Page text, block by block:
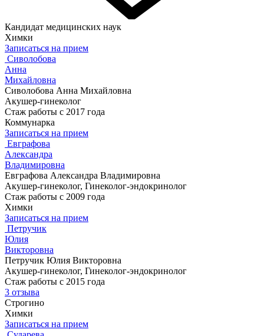
Кандидат медицинских наук
Химки
Записаться на прием
Сиволобова
Анна
Михайловна
Сиволобова Анна Михайловна
Акушер-гинеколог
Стаж работы с 2017 года
Коммунарка
Записаться на прием
Евграфова
Александра
Владимировна
Евграфова Александра Владимировна
Акушер-гинеколог, Гинеколог-эндокринолог
Стаж работы с 2009 года
Химки
Записаться на прием
Петручик
Юлия
Викторовна
Петручик Юлия Викторовна
Акушер-гинеколог, Гинеколог-эндокринолог
Стаж работы с 2015 года
3 отзыва
Строгино
Химки
Записаться на прием